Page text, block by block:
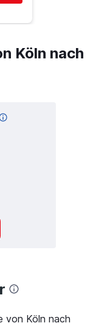
Köln nach
von Köln nach